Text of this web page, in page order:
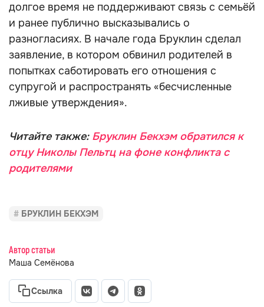
долгое время не поддерживают связь с семьёй
и ранее публично высказывались о
разногласиях. В начале года Бруклин сделал
заявление, в котором обвинил родителей в
попытках саботировать его отношения с
супругой и распространять «бесчисленные
лживые утверждения».
Читайте также: Бруклин Бекхэм обратился к
отцу Николы Пельтц на фоне конфликта с
родителями
БРУКЛИН БЕКХЭМ
Автор статьи
Маша Семёнова
Ссылка